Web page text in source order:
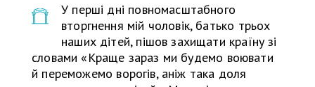
У перші дні повномасштабного
вторгнення мій чоловік, батько трьох
наших дітей, пішов захищати країну зі
словами «Краще зараз ми будемо воювати
й переможемо ворогів, аніж така доля